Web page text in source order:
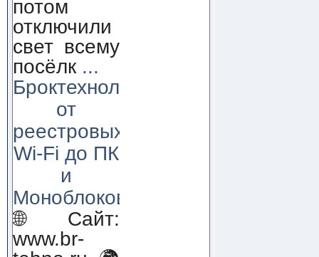
потом
отключили
свет всему
посёлк ...
Броктехнолоджи:
от
реестровых
Wi-Fi до ПК
и
Моноблоков!
🌐 Сайт:
www.br-